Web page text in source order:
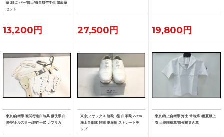
章 29点 バー/曹士/海自航空学生 階級章
セット
13,200円 27,500円 19,800円
東京)自衛隊 観閲行進白装具 儀仗隊 白
弾帯/ホルスター/脚絆一式 レプリカ
東京)ノサックス 短靴 3型 白革靴 27cm
海上自衛隊 幹部 夏服用 ストレートチ
ップ
東京)海上自衛隊 海士 常装第3種夏服上
衣 士長階級章/曹候補者き章